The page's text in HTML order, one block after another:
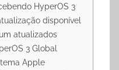
HyperOS 3
disponível
atualizados
3 Global
Apple